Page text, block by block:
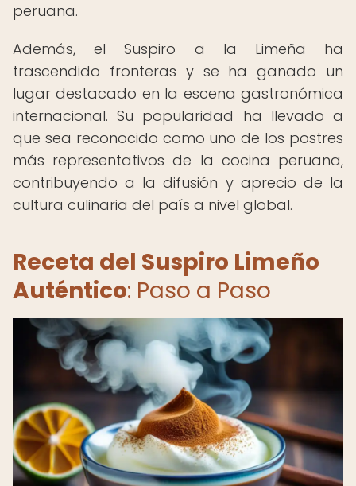
peruana.
Además, el Suspiro a la Limeña ha
trascendido fronteras y se ha ganado un
lugar destacado en la escena gastronómica
internacional. Su popularidad ha llevado a
que sea reconocido como uno de los postres
más representativos de la cocina peruana,
contribuyendo a la difusión y aprecio de la
cultura culinaria del país a nivel global.
Receta del Suspiro Limeño
Auténtico: Paso a Paso